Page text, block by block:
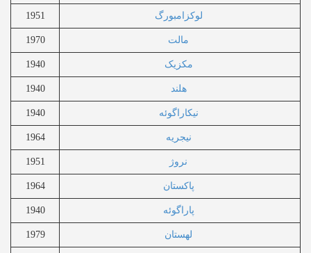
لوکزامبورگ
مکزیک
نیکاراگوئه
نیجریه
پاکستان
پاراگوئه
لهستان